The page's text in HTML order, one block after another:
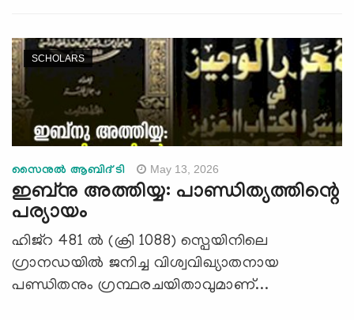
SCHOLARS
സൈനുല്‍ ആബിദ് ടി May 13, 2026
ഇബ്നു അത്തിയ്യ: പാണ്ഡിത്യത്തിന്റെ
പര്യായം
ഹിജ്‌റ 481 ൽ (ക്രി 1088) സ്പെയിനിലെ
ഗ്രാനഡയിൽ ജനിച്ച വിശ്വവിഖ്യാതനായ
പണ്ഡിതനും ഗ്രന്ഥരചയിതാവുമാണ്...